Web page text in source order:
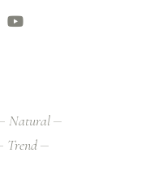
Natural
Trend